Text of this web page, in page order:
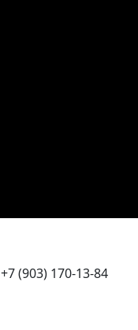
+7 (903) 170-13-84